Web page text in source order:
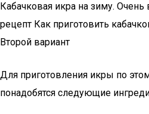
Кабачковая икра на зиму.
рецепт Как приготовить
Второй вариант
Для приготовления икры по
понадобятся следующие